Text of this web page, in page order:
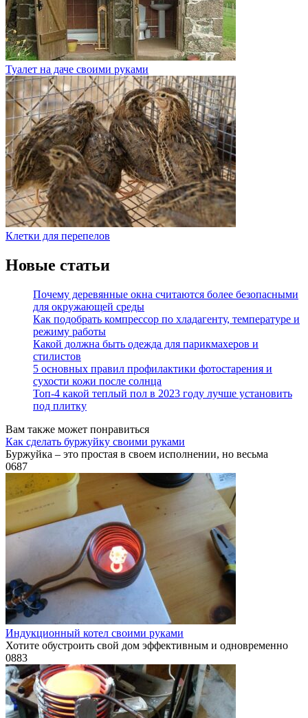
Туалет на даче своими руками
Клетки для перепелов
Новые статьи
Почему деревянные окна считаются более безопасными
для окружающей среды
Как подобрать компрессор по хладагенту, температуре и
режиму работы
Какой должна быть одежда для парикмахеров и
стилистов
5 основных правил профилактики фотостарения и
сухости кожи после солнца
Топ-4 какой теплый пол в 2023 году лучше установить
под плитку
Вам также может понравиться
Как сделать буржуйку своими руками
Буржуйка – это простая в своем исполнении, но весьма
0687
Индукционный котел своими руками
Хотите обустроить свой дом эффективным и одновременно
0883